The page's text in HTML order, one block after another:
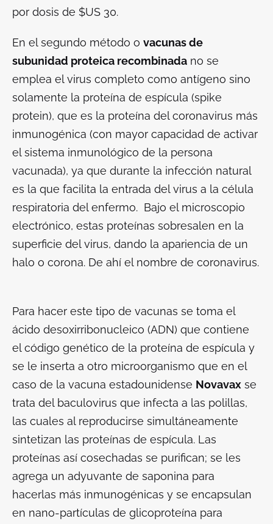
por dosis de $US 30.
En el segundo método o vacunas de
subunidad proteica recombinada no se
emplea el virus completo como antígeno sino
solamente la proteína de espícula (spike
protein), que es la proteína del coronavirus más
inmunogénica (con mayor capacidad de activar
el sistema inmunológico de la persona
vacunada), ya que durante la infección natural
es la que facilita la entrada del virus a la célula
respiratoria del enfermo. Bajo el microscopio
electrónico, estas proteínas sobresalen en la
superficie del virus, dando la apariencia de un
halo o corona. De ahí el nombre de coronavirus.
Para hacer este tipo de vacunas se toma el
ácido desoxirribonucleico (ADN) que contiene
el código genético de la proteína de espícula y
se le inserta a otro microorganismo que en el
caso de la vacuna estadounidense Novavax se
trata del baculovirus que infecta a las polillas,
las cuales al reproducirse simultáneamente
sintetizan las proteínas de espícula. Las
proteínas así cosechadas se purifican; se les
agrega un adyuvante de saponina para
hacerlas más inmunogénicas y se encapsulan
en nano-partículas de glicoproteína para